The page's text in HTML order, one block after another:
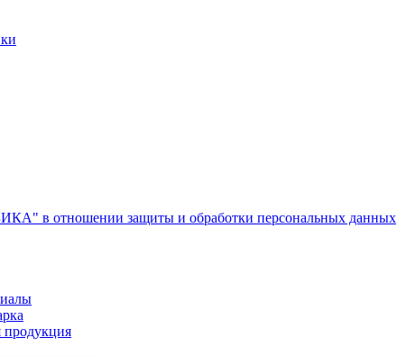
в отношении защиты и обработки персональных данных
продукция